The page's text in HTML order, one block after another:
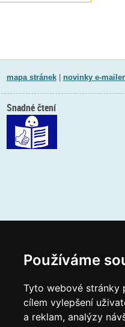
Používáme
Tyto webové stránky
cílem vylepšení
a reklam, analýzy
mapa stránek| novinky e-
Snadné čtení